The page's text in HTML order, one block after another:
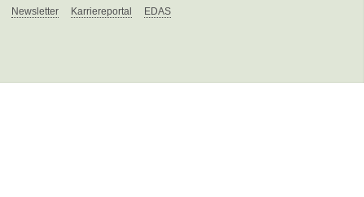
Newsletter Karriereportal EDAS